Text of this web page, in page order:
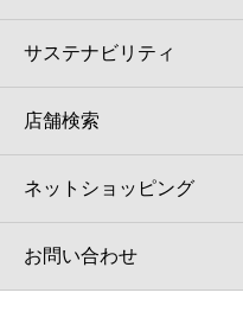
サステナビリティ
店舗検索
ネットショッピング
お問い合わせ